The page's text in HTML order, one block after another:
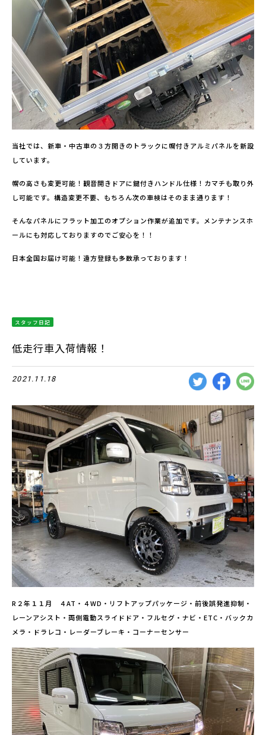
当社では、新車・中古車の３方開きのトラックに幌付きアルミパネルを新設
しています。
幌の高さも変更可能！観音開きドアに鍵付きハンドル仕様！カマチも取り外
し可能です。構造変更不要、もちろん次の車検はそのまま通ります！
そんなパネルにフラット加工のオプション作業が追加です。メンテナンスホ
ールにも対応しておりますのでご安心を！！
日本全国お届け可能！遠方登録も多数承っております！
スタッフ日記
低走行車入荷情報！
2021.11.18
R２年１１月 ４AT・４WD・リフトアップパッケージ・前後誤発進抑制・
レーンアシスト・両側電動スライドドア・フルセグ・ナビ・ETC・バックカ
メラ・ドラレコ・レーダーブレーキ・コーナーセンサー